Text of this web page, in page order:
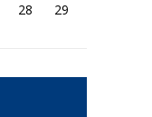
28
29